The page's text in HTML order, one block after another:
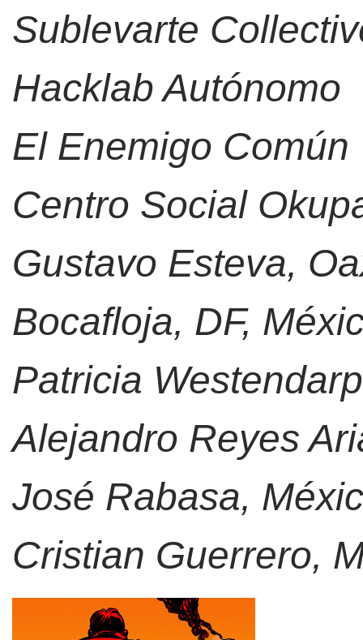
Sublevarte
Hacklab Autónomo
El Enemigo Común
Centro Social
Gustavo Esteva,
Bocafloja, DF,
Patricia
Alejandro Reyes
José Rabasa,
Cristian Guerrero,